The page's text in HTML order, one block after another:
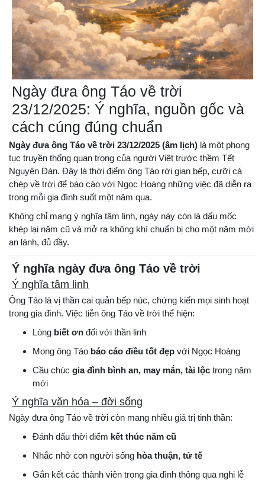
Ngày đưa ông Táo về trời
23/12/2025: Ý nghĩa, nguồn gốc và
cách cúng đúng chuẩn
Ngày đưa ông Táo về trời 23/12/2025 (âm lịch) là một phong
tục truyền thống quan trọng của người Việt trước thềm Tết
Nguyên Đán. Đây là thời điểm ông Táo rời gian bếp, cưỡi cá
chép về trời để báo cáo với Ngọc Hoàng những việc đã diễn ra
trong mỗi gia đình suốt một năm qua.
Không chỉ mang ý nghĩa tâm linh, ngày này còn là dấu mốc
khép lại năm cũ và mở ra không khí chuẩn bị cho một năm mới
an lành, đủ đầy.
Ý nghĩa ngày đưa ông Táo về trời
Ý nghĩa tâm linh
Ông Táo là vị thần cai quản bếp núc, chứng kiến mọi sinh hoạt
trong gia đình. Việc tiễn ông Táo về trời thể hiện:
Lòng biết ơn đối với thần linh
Mong ông Táo báo cáo điều tốt đẹp với Ngọc Hoàng
Cầu chúc gia đình bình an, may mắn, tài lộc trong năm
mới
Ý nghĩa văn hóa – đời sống
Ngày đưa ông Táo về trời còn mang nhiều giá trị tinh thần:
Đánh dấu thời điểm kết thúc năm cũ
Nhắc nhở con người sống hòa thuận, tử tế
Gắn kết các thành viên trong gia đình thông qua nghi lễ